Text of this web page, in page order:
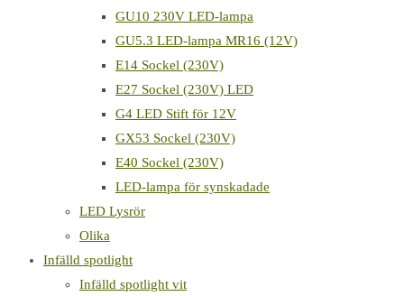
GU10 230V LED-lampa
GU5.3 LED-lampa MR16 (12V)
E14 Sockel (230V)
E27 Sockel (230V) LED
G4 LED Stift för 12V
GX53 Sockel (230V)
E40 Sockel (230V)
LED-lampa för synskadade
LED Lysrör
Olika
Infälld spotlight
Infälld spotlight vit